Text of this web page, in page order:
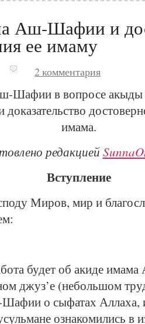
Аш-Шафии и
ее имаму
2 комментария
Шафии в вопросе акыды
доказательство
имама.
редакцией
Вступление
Миров, мир и
будет об акиде
джуз’е (небольшом
о сыфатах Аллаха,
ознакомились в